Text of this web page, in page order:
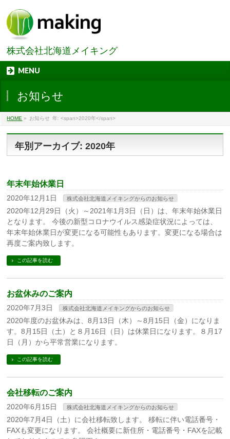
株式会社北海道メイキング
MENU
お知らせ
HOME » お知らせ 年: <span>2020年</span>
年別アーカイブ: 2020年
年末年始休業日
2020年12月1日 株式会社北海道メイキングからのお知らせ
2020年12月29日（火）～2021年1月3日（日）は、年末年始休業日
となります。 今後の新型コロナウイルス感染症状況によっては、
年末年始休業日が変更になる可能性もあります。変更になる場合は
再度ご案内致します。
この記事を読む
お盆休みのご案内
2020年7月3日 株式会社北海道メイキングからのお知らせ
2020年度のお盆休みは、8月13日（木）～8月15日（金）になりま
す。8月15日（土）と８月16日（日）は休業日になります。８月17
日（月）から平常営業になります。
この記事を読む
会社移転のご案内
2020年6月15日 株式会社北海道メイキングからのお知らせ
2020年7月4日（土）に会社移転致します。 移転に伴い電話番号・
FAXも変更になります。 会社概要に新住所・電話番号・FAXを記載